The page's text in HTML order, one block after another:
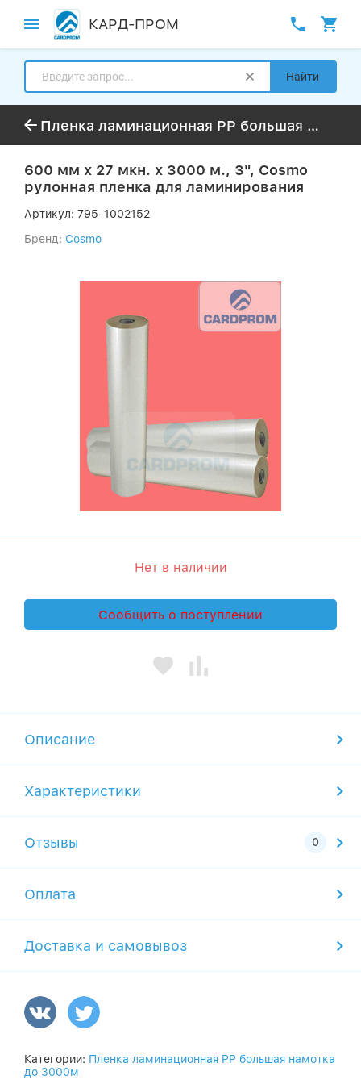
КАРД-ПРОМ
Найти
Пленка ламинационная PP большая намотка до 3000м
600 мм х 27 мкн. х 3000 м., 3", Cosmo
рулонная пленка для ламинирования
Артикул: 795-1002152
Бренд: Cosmo
Нет в наличии
Сообщить о поступлении
Описание
Характеристики
Отзывы
Оплата
Доставка и самовывоз
Категории: Пленка ламинационная PP большая намотка
до 3000м